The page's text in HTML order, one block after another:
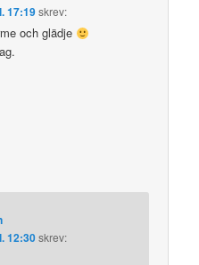
17:19skrev:
och glädje
12:30skrev: